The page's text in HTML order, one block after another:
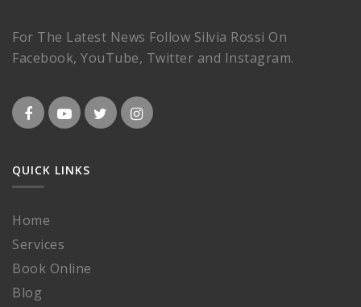
For The Latest News Follow Silvia Rossi On
Facebook, YouTube, Twitter and Instagram.
QUICK LINKS
Home
Services
Book Online
Blog